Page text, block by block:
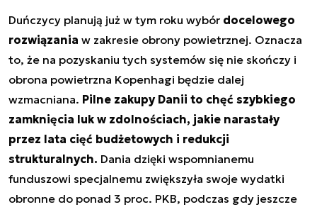
Duńczycy planują już w tym roku wybór docelowego
rozwiązania w zakresie obrony powietrznej. Oznacza
to, że na pozyskaniu tych systemów się nie skończy i
obrona powietrzna Kopenhagi będzie dalej
wzmacniana. Pilne zakupy Danii to chęć szybkiego
zamknięcia luk w zdolnościach, jakie narastały
przez lata cięć budżetowych i redukcji
strukturalnych. Dania dzięki wspomnianemu
funduszowi specjalnemu zwiększyła swoje wydatki
obronne do ponad 3 proc. PKB, podczas gdy jeszcze